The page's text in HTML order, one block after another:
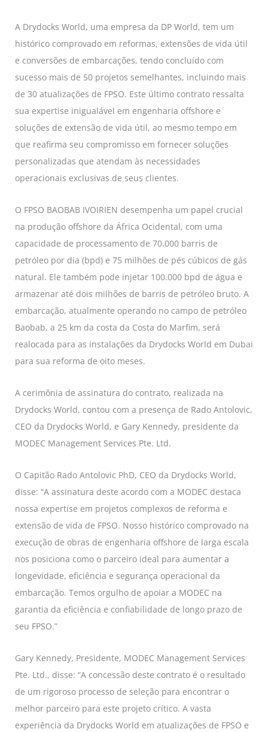
A Drydocks World, uma empresa da DP World, tem um
histórico comprovado em reformas, extensões de vida útil
e conversões de embarcações, tendo concluído com
sucesso mais de 50 projetos semelhantes, incluindo mais
de 30 atualizações de FPSO. Este último contrato ressalta
sua expertise inigualável em engenharia offshore e
soluções de extensão de vida útil, ao mesmo tempo em
que reafirma seu compromisso em fornecer soluções
personalizadas que atendam às necessidades
operacionais exclusivas de seus clientes.
O FPSO BAOBAB IVOIRIEN desempenha um papel crucial
na produção offshore da África Ocidental, com uma
capacidade de processamento de 70.000 barris de
petróleo por dia (bpd) e 75 milhões de pés cúbicos de gás
natural. Ele também pode injetar 100.000 bpd de água e
armazenar até dois milhões de barris de petróleo bruto. A
embarcação, atualmente operando no campo de petróleo
Baobab, a 25 km da costa da Costa do Marfim, será
realocada para as instalações da Drydocks World em Dubai
para sua reforma de oito meses.
A cerimônia de assinatura do contrato, realizada na
Drydocks World, contou com a presença de Rado Antolovic,
CEO da Drydocks World, e Gary Kennedy, presidente da
MODEC Management Services Pte. Ltd.
O Capitão Rado Antolovic PhD, CEO da Drydocks World,
disse: “A assinatura deste acordo com a MODEC destaca
nossa expertise em projetos complexos de reforma e
extensão de vida de FPSO. Nosso histórico comprovado na
execução de obras de engenharia offshore de larga escala
nos posiciona como o parceiro ideal para aumentar a
longevidade, eficiência e segurança operacional da
embarcação. Temos orgulho de apoiar a MODEC na
garantia da eficiência e confiabilidade de longo prazo de
seu FPSO.”
Gary Kennedy, Presidente, MODEC Management Services
Pte. Ltd., disse: “A concessão deste contrato é o resultado
de um rigoroso processo de seleção para encontrar o
melhor parceiro para este projeto crítico. A vasta
experiência da Drydocks World em atualizações de FPSO e